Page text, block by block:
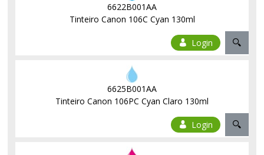
6622B001AA
Tinteiro Canon 106C Cyan 130ml
Login
6625B001AA
Tinteiro Canon 106PC Cyan Claro 130ml
Login